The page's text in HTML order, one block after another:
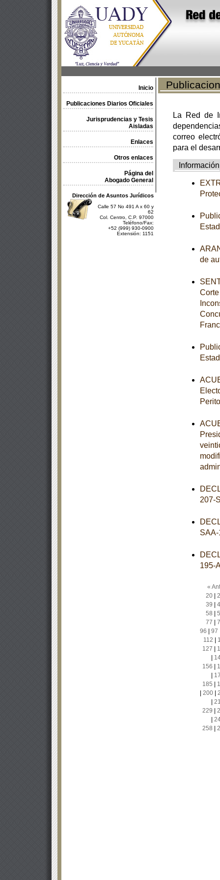
Inicio
Publicaciones Diarios Oficiales
Jurisprudencias y Tesis
Aisladas
Enlaces
Otros enlaces
Página del
Abogado General
Dirección de Asuntos Jurídicos
Calle 57 No 491 A x 60 y
62
Col. Centro, C.P. 97000
Teléfono/Fax:
+52 (999) 930-0900
Extensión: 1151
La Red de
correo
para el
Información
de
207-
195-
«
20|
39
58
77
96
97
112
127
156
185
200|
229
258